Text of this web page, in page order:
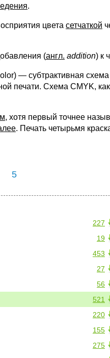
.
цвета сетчаткой
(англ. addition) к
— субтрактивная
печати. Схема CMYK,
, хотя первый точнее
. Печать четырьмя
5
227
19
453
27
56
521
220
155
275